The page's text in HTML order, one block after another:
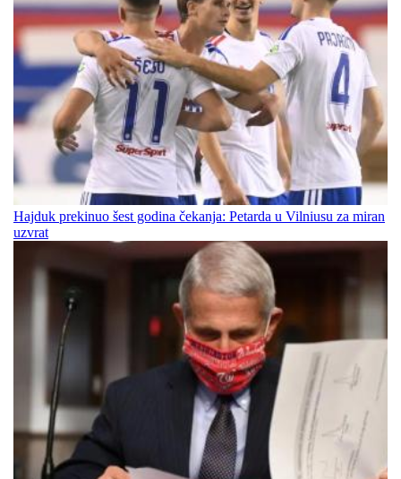
Hajduk prekinuo šest godina čekanja: Petarda u Vilniusu za miran
uzvrat